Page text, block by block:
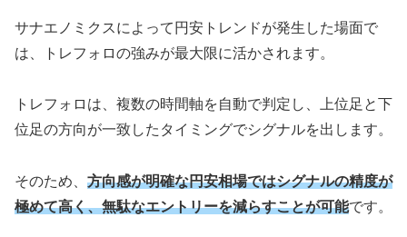
サナエノミクスによって円安トレンドが発生した場面で
は、トレフォロの強みが最大限に活かされます。
トレフォロは、複数の時間軸を自動で判定し、上位足と下
位足の方向が一致したタイミングでシグナルを出します。
そのため、 方向感が明確な円安相場ではシグナルの精度が
極めて高く、無駄なエントリーを減らすことが可能です。